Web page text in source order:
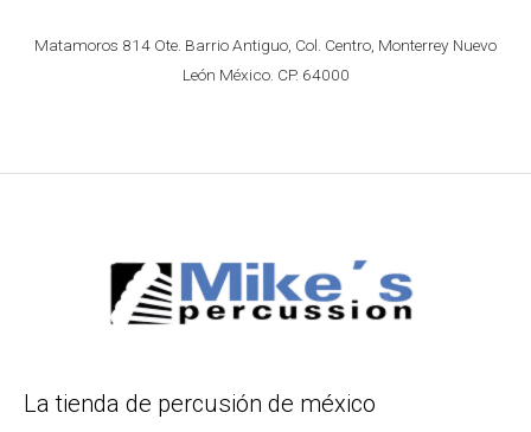
Matamoros 814 Ote. Barrio Antiguo, Col. Centro, Monterrey Nuevo
León México. CP. 64000
La tienda de percusión de méxico